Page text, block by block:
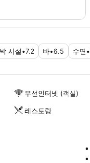
시설•7.2 바•6.5 수면•
무선인터넷 (객실)
레스토랑